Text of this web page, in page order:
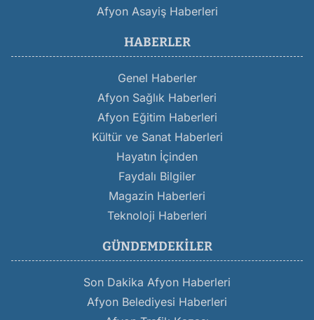
Afyon Asayiş Haberleri
HABERLER
Genel Haberler
Afyon Sağlık Haberleri
Afyon Eğitim Haberleri
Kültür ve Sanat Haberleri
Hayatın İçinden
Faydalı Bilgiler
Magazin Haberleri
Teknoloji Haberleri
GÜNDEMDEKILER
Son Dakika Afyon Haberleri
Afyon Belediyesi Haberleri